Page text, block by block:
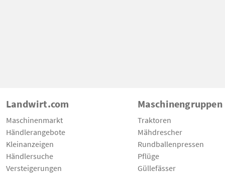
Landwirt.com
Maschinenmarkt
Händlerangebote
Kleinanzeigen
Händlersuche
Versteigerungen
Maschinengruppen
Traktoren
Mähdrescher
Rundballenpressen
Pflüge
Güllefässer